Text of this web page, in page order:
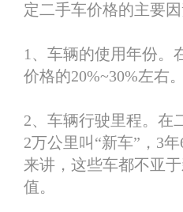
定二手车价格的主要因
1、车辆的使用年份。
价格的20%~30%左右
2、车辆行驶里程。在
2万公里叫“新车”，3
来讲，这些车都不亚
值。